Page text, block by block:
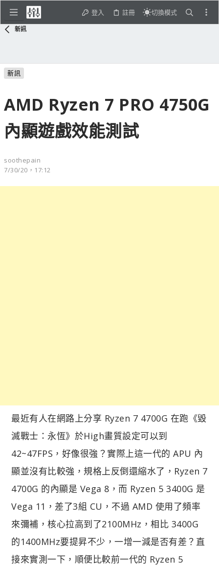
登入 註冊 切換模式
新訊
新訊
AMD Ryzen 7 PRO 4750G
內顯遊戲效能測試
soothepain
7/30/20，17:12
最近有人在網路上分享 Ryzen 7 4700G 在跑《毀
滅戰士：永恆》於High畫質設定可以到
42~47FPS，好像很強？實際上這一代的 APU 內
顯並沒有比較強，規格上反倒還縮水了，Ryzen 7
4700G 的內顯是 Vega 8，而 Ryzen 5 3400G 是
Vega 11，差了3組 CU，不過 AMD 使用了頻率
來彌補，核心拉高到了2100MHz，相比 3400G
的1400MHz要提昇不少，一增一減是否有差？直
接來實測一下，順便比較前一代的 Ryzen 5